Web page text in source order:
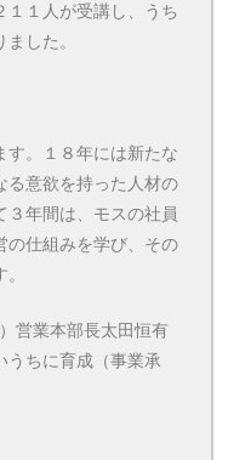
１１人が受講し、うち
した。
。１８年には新たな
る意欲を持った人材の
３年間は、モスの社員
の仕組みを学び、その
営業本部長太田恒有
うちに育成（事業承